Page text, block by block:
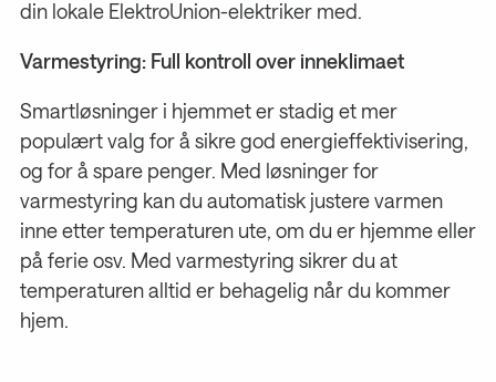
din lokale ElektroUnion-elektriker med.
Varmestyring: Full kontroll over inneklimaet
Smartløsninger i hjemmet er stadig et mer
populært valg for å sikre god energieffektivisering,
og for å spare penger. Med løsninger for
varmestyring kan du automatisk justere varmen
inne etter temperaturen ute, om du er hjemme eller
på ferie osv. Med varmestyring sikrer du at
temperaturen alltid er behagelig når du kommer
hjem.